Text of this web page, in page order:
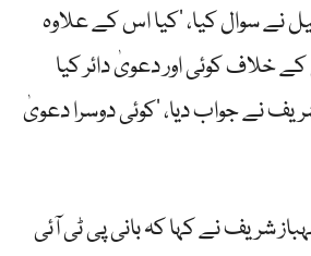
نے سوال کیا، ’کیا اس کے علاوہ
خلاف کوئی اور دعویٰ دائر کیا
نے جواب دیا، ’کوئی دوسرا دعویٰ
شریف نے کہا کہ بانی پی ٹی آئی